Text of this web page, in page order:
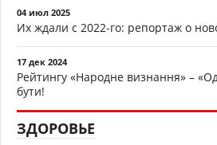
04 июл 2025
Их ждали с 2022-го: репортаж о
17 дек 2024
Рейтингу «Народне визнання» –
бути!
ЗДОРОВЬЕ